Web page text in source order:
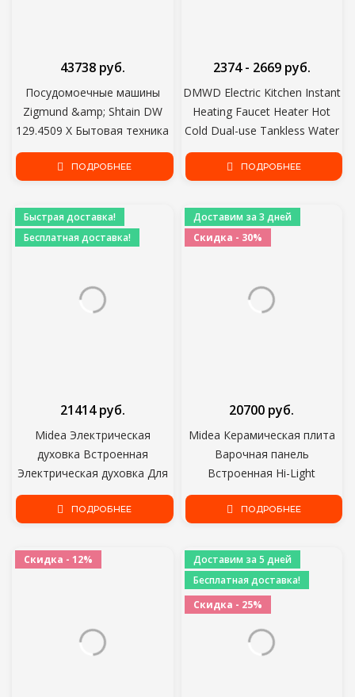
Посудомоечные машины
Zigmund &amp; Shtain DW
129.4509 X Бытовая техника
Крупная бытовая техника
посудомоечная машина
посудомоечная машина
43738 руб.
ПОДРОБНЕЕ
DMWD Electric Kitchen Instant
Heating Faucet Heater Hot
Cold Dual-use Tankless Water
Quick Heating Tap Shower
With LED Display
2374 - 2669 руб.
ПОДРОБНЕЕ
Быстрая доставка!
Бесплатная доставка!
Midea Электрическая
духовка Встроенная
Электрическая духовка Для
Кухонной Бытовой Техники
70Л 3 Режима Нагрева Макс
MO13000GB/MO13000X
21414 руб.
ПОДРОБНЕЕ
Доставим за 3 дней
Скидка - 30%
Midea Керамическая плита
Варочная панель
Встроенная Hi-Light
Электрическая плита 4
Индукционная 6000 Вт
20700 руб.
ПОДРОБНЕЕ
Скидка - 12%
Доставим за 5 дней
Бесплатная доставка!
Скидка - 25%